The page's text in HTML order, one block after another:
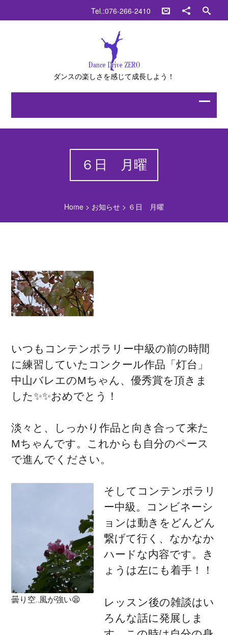
Tel.:076-266-2410
ダンスの楽しさを感じて成長しよう！
６日 月曜
Home> お知らせ> ６日 月曜
いつもコンテンポラリー中級の前の時間
に練習していたコンクール作品「灯台」
中山バレエのMちゃん、優秀賞を頂きま
した✨✨おめでとう！
淡々と、しっかり作品と向き合って来た
Mちゃんです。これからも自分のペース
で進んでください。
曇り空‥風が強い😫
そしてコンテンポラリ
ー中級。コンビネーシ
ョンは動きをどんどん
繋げて行く、なかなか
ハードな内容です。き
ょうは左にも着手！！
レッスン後の雑談はい
ろんな話に発展しま